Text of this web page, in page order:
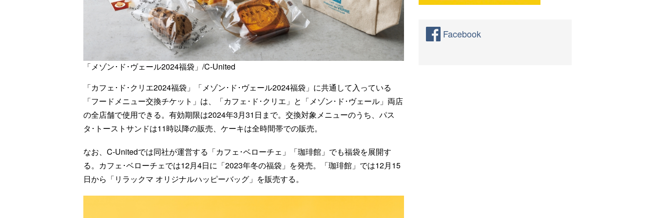
「メゾン･ド･ヴェール2024福袋」/C-United
「カフェ･ド･クリエ2024福袋」「メゾン･ド･ヴェール2024福袋」に共通して入っている
「フードメニュー交換チケット」は、「カフェ･ド･クリエ」と「メゾン･ド･ヴェール」両店
の全店舗で使用できる。有効期限は2024年3月31日まで。交換対象メニューのうち、パス
タ･トーストサンドは11時以降の販売、ケーキは全時間帯での販売。
なお、C-Unitedでは同社が運営する「カフェ･ベローチェ」「珈琲館」でも福袋を展開す
る。カフェ･ベローチェでは12月4日に「2023年冬の福袋」を発売。「珈琲館」では12月15
日から「リラックマ オリジナルハッピーバッグ」を販売する。
Facebook